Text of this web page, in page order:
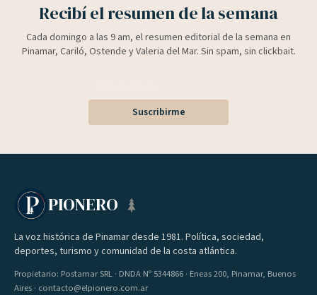
Recibí el resumen de la semana
Cada domingo a las 9 am, el resumen editorial de la semana en
Pinamar, Cariló, Ostende y Valeria del Mar. Sin spam, sin clickbait.
Suscribirme
PIONERO
La voz histórica de Pinamar desde 1981. Política, sociedad,
deportes, turismo y comunidad de la costa atlántica.
Propietario: Postamar SRL · DNDA Nº 5344866 · Eneas 200, Pinamar, Buenos
Aires · contacto@elpionero.com.ar